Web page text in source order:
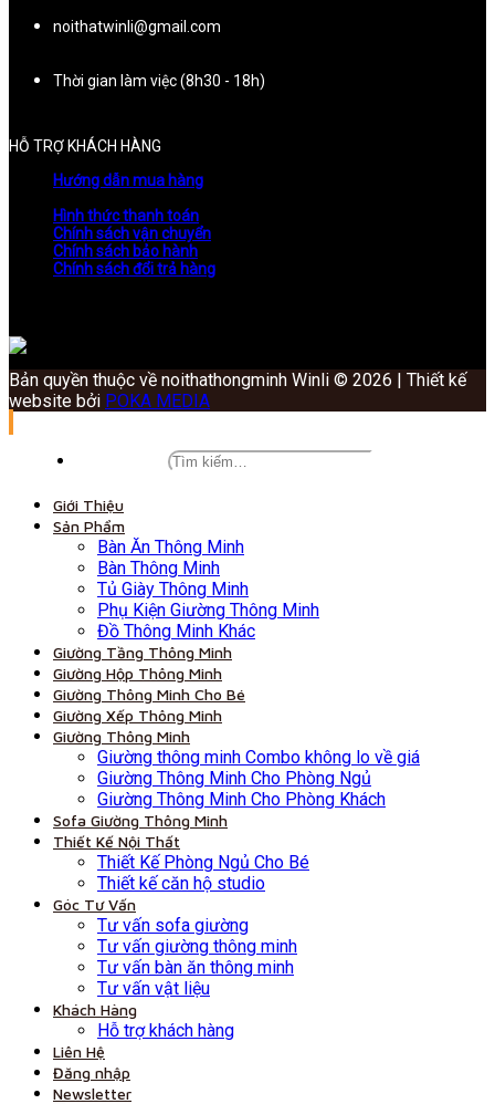
noithatwinli@gmail.com
Thời gian làm việc (8h30 - 18h)
HỖ TRỢ KHÁCH HÀNG
Hướng dẫn mua hàng
Hình thức thanh toán
Chính sách vận chuyển
Chính sách bảo hành
Chính sách đổi trả hàng
Bản quyền thuộc về noithathongminh Winli © 2026 | Thiết kế
website bởi POKA MEDIA
Giới Thiệu
Sản Phẩm
Bàn Ăn Thông Minh
Bàn Thông Minh
Tủ Giày Thông Minh
Phụ Kiện Giường Thông Minh
Đồ Thông Minh Khác
Giường Tầng Thông Minh
Giường Hộp Thông Minh
Giường Thông Minh Cho Bé
Giường Xếp Thông Minh
Giường Thông Minh
Giường thông minh Combo không lo về giá
Giường Thông Minh Cho Phòng Ngủ
Giường Thông Minh Cho Phòng Khách
Sofa Giường Thông Minh
Thiết Kế Nội Thất
Thiết Kế Phòng Ngủ Cho Bé
Thiết kế căn hộ studio
Góc Tư Vấn
Tư vấn sofa giường
Tư vấn giường thông minh
Tư vấn bàn ăn thông minh
Tư vấn vật liệu
Khách Hàng
Hỗ trợ khách hàng
Liên Hệ
Đăng nhập
Newsletter